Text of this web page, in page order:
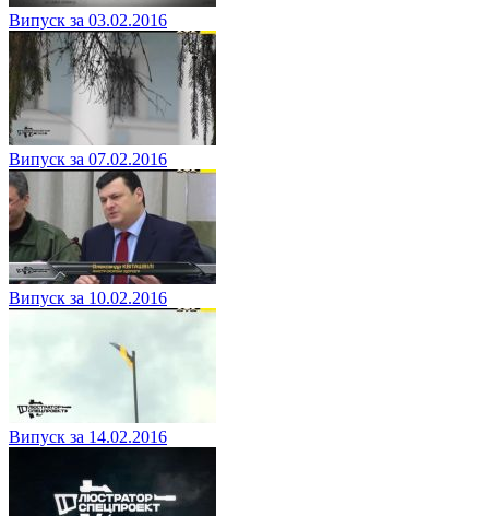
Випуск за 03.02.2016
Випуск за 07.02.2016
Випуск за 10.02.2016
Випуск за 14.02.2016